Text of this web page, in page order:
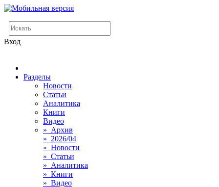
Вход
Разделы
Новости
Статьи
Аналитика
Книги
Видео
» Архив
» 2026/04
» Новости
» Статьи
» Аналитика
» Книги
» Видео